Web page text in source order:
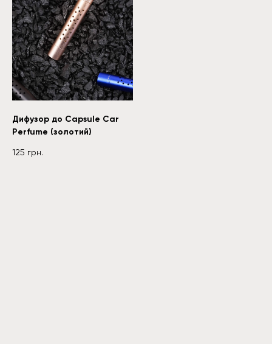
Дифузор до Capsule Car
Perfume (золотий)
125 грн.
ДЕТАЛЬНІШЕ